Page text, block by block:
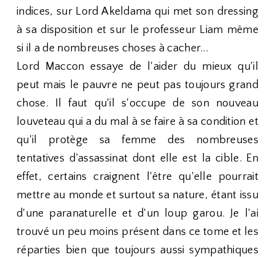
indices, sur Lord Akeldama qui met son dressing
à sa disposition et sur le professeur Liam même
si il a de nombreuses choses à cacher...
Lord Maccon essaye de l'aider du mieux qu'il
peut mais le pauvre ne peut pas toujours grand
chose. Il faut qu'il s'occupe de son nouveau
louveteau qui a du mal à se faire à sa condition et
qu'il protège sa femme des nombreuses
tentatives d’assassinat dont elle est la cible. En
effet, certains craignent l'être qu'elle pourrait
mettre au monde et surtout sa nature, étant issu
d'une paranaturelle et d'un loup garou. Je l'ai
trouvé un peu moins présent dans ce tome et les
réparties bien que toujours aussi sympathiques